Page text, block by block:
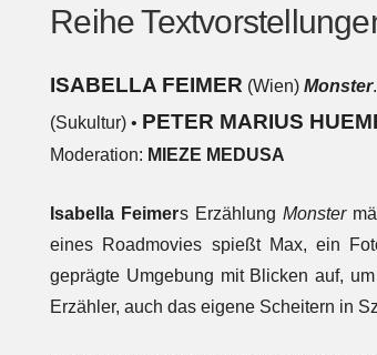
Reihe
ISABELLA FEIMER (Wien)Monster
(Sukultur) • PETER MARIUS
Moderation: MIEZE MEDUSA
Isabella Feimers ErzählungMonster
eines Roadmovies spießt Max, ein
geprägte Umgebung mit Blicken auf,
Erzähler, auch das eigene Scheitern in